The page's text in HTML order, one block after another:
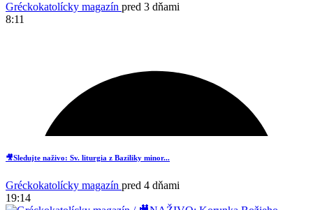
Gréckokatolícky magazín pred 3 dňami
8:11
🎥Sledujte naživo: Sv. liturgia z Baziliky minor...
Gréckokatolícky magazín pred 4 dňami
19:14